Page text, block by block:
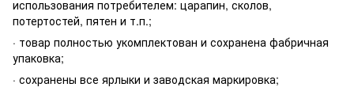
использования потребителем: царапин, сколов,
потертостей, пятен и т.п.;
· товар полностью укомплектован и сохранена фабричная
упаковка;
· сохранены все ярлыки и заводская маркировка;